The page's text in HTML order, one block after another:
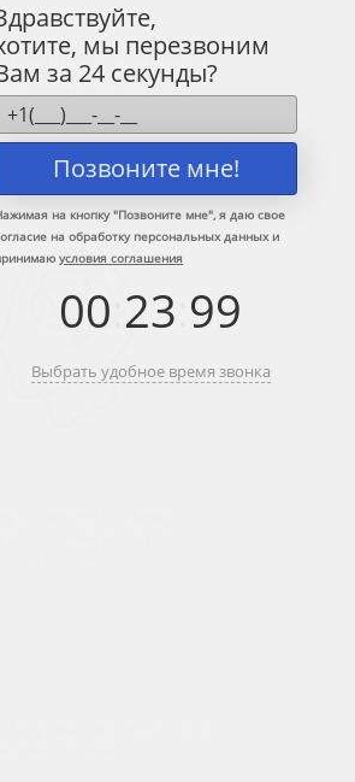
нарушается сон, обмен
болезни,
может привести к
синдром и сорвать
доверия. Появляются
общения до тех, кто
тем сложнее
длительности и
очную
мы перезвоним
за 24 секунды?
Позвоните мне!
на кнопку "Позвоните мне", я даю свое
на обработку персональных данных и
условия соглашения
00 23 99
Выбрать удобное время звонка